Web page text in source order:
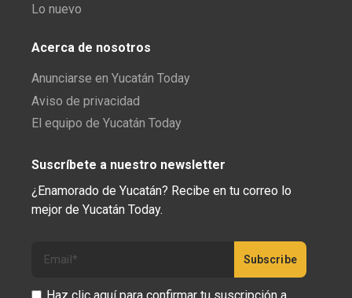
Lo nuevo
Acerca de nosotros
Anunciarse en Yucatán Today
Aviso de privacidad
El equipo de Yucatán Today
Suscríbete a nuestro newsletter
¿Enamorado de Yucatán? Recibe en tu correo lo
mejor de Yucatán Today.